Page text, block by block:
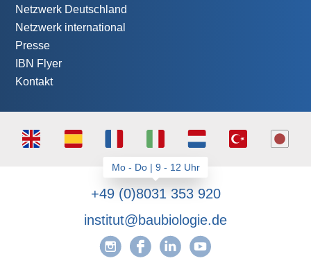
Netzwerk Deutschland
Netzwerk international
Presse
IBN Flyer
Kontakt
+49 (0)8031 353 920
institut@baubiologie.de